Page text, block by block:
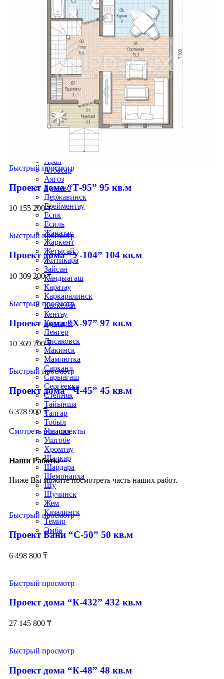
Приозёрск
Риддер
Рудный
Сарань
Сатпаев
Серебрянск
Степногорск
Текели
Темиртау
Форт-Шевченко
Шар
Шахтинск
Экибастуз
Абай
Арал
Атбасар
Аягоз
Булаево
Державинск
Ерейментау
Есик
Есиль
Жанатас
Жаркент
Жетысай
Житикара
Зайсан
Кандыагаш
Каратау
Каркаралинск
Каскелен
Кентау
Кулсары
Ленгер
Лисаковск
Макинск
Мамлютка
Сарканд
Сарыагаш
Сергеевка
Степняк
Тайынша
Талгар
Тобыл
Ушарал
Уштобе
Хромтау
Шалкар
Шардара
Шемонаиха
Шу
Щучинск
Жем
Казалинск
Темир
Эмба
Быстрый просмотр
Проект дома “Т-95” 95 кв.м
10 155 200₸
Быстрый просмотр
Проект дома “У-104” 104 кв.м
10 309 200₸
Быстрый просмотр
Проект дома “Х-97” 97 кв.м
10 369 700₸
Быстрый просмотр
Проект дома “Ч-45” 45 кв.м
6 378 900 ₸
Смотреть все проекты
Наши Работы
Ниже Вы можите посмотреть часть наших работ.
Быстрый просмотр
Проект Бани “С-50” 50 кв.м
6 498 800 ₸
Быстрый просмотр
Проект дома “К-432” 432 кв.м
27 145 800 ₸
Быстрый просмотр
Проект дома “К-48” 48 кв.м